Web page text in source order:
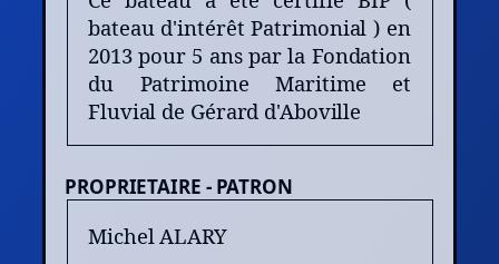
bateau d'intérêt Patrimonial ) en
2013 pour 5 ans par la Fondation
du Patrimoine Maritime et
Fluvial de Gérard d'Aboville
PROPRIETAIRE - PATRON
Michel ALARY